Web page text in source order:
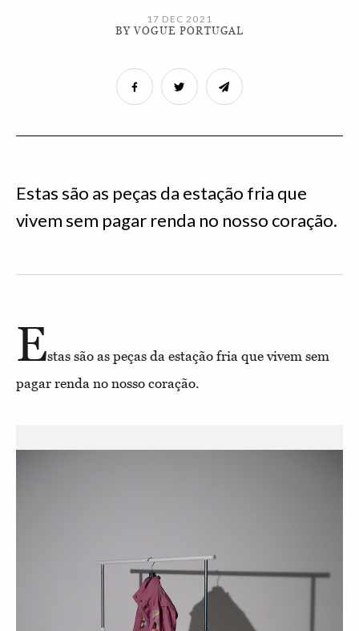
17 DEC 2021
BY VOGUE PORTUGAL
Estas são as peças da estação fria que
vivem sem pagar renda no nosso coração.
Estas são as peças da estação fria que vivem sem
pagar renda no nosso coração.